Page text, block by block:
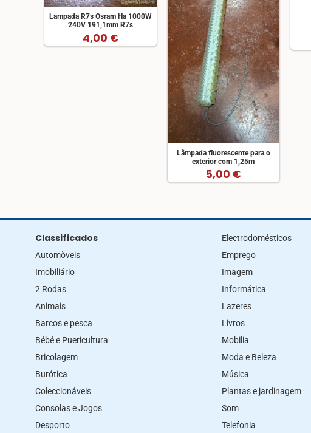
Lampada R7s Osram Ha 1000W
240V 191,1mm R7s
4,00 €
Lâmpada fluorescente para o
exterior com 1,25m
5,00 €
Classificados
Automòveis
Imobiliário
2 Rodas
Animais
Barcos e pesca
Bébé e Puericultura
Bricolagem
Burótica
Coleccionáveis
Consolas e Jogos
Desporto
Electrodomésticos
Emprego
Imagem
Informática
Lazeres
Livros
Mobilia
Moda e Beleza
Música
Plantas e jardinagem
Som
Telefonia